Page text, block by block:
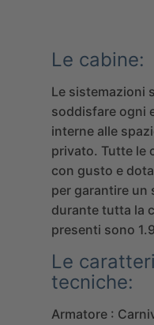
Le cabine:
Le sistemazioni
soddisfare ogni
interne alle
privato. Tutte le
con gusto e
per garantire un
durante tutta la
presenti sono
Le
tecniche:
Armatore :